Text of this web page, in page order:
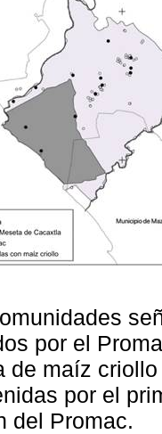
por el
de maíz
por el
del Promac.